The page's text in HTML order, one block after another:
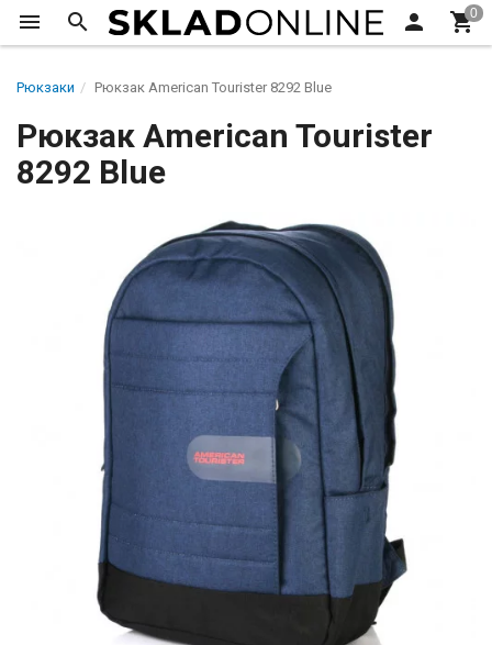
Рюкзаки Рюкзак American Tourister 8292 Blue
Рюкзак American Tourister
8292 Blue